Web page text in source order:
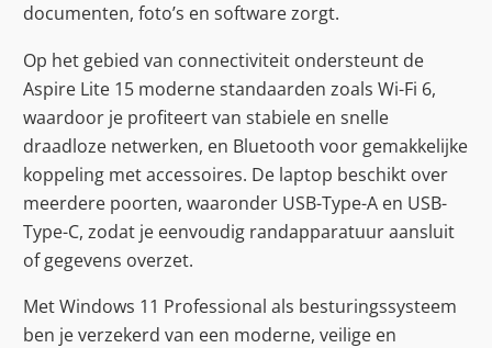
documenten, foto’s en software zorgt.
Op het gebied van connectiviteit ondersteunt de
Aspire Lite 15 moderne standaarden zoals Wi-Fi 6,
waardoor je profiteert van stabiele en snelle
draadloze netwerken, en Bluetooth voor gemakkelijke
koppeling met accessoires. De laptop beschikt over
meerdere poorten, waaronder USB-Type-A en USB-
Type-C, zodat je eenvoudig randapparatuur aansluit
of gegevens overzet.
Met Windows 11 Professional als besturingssysteem
ben je verzekerd van een moderne, veilige en